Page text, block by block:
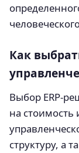
Как
Выбор ERP-
на стоимость
структуру, а